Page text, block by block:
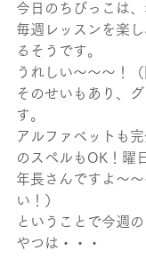
今日のちびっこは、
毎週レッスンを楽
るそうです。
うれしい～～～！（
そのせいもあり、
す。
アルファベットも
のスペルもOK！曜
年長さんですよ～
い！）
ということで今週
やつは・・・